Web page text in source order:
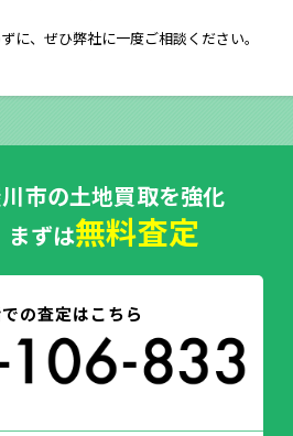
に、ぜひ弊社に一度ご相談ください。
市の土地買取を強化
まずは無料査定
の査定はこちら